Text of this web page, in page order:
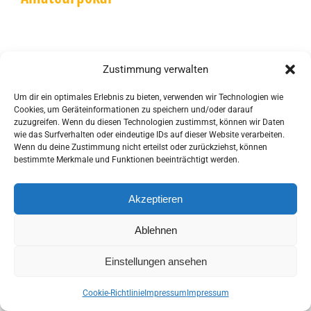
Zustimmung verwalten
Um dir ein optimales Erlebnis zu bieten, verwenden wir Technologien wie
Cookies, um Geräteinformationen zu speichern und/oder darauf
zuzugreifen. Wenn du diesen Technologien zustimmst, können wir Daten
wie das Surfverhalten oder eindeutige IDs auf dieser Website verarbeiten.
Wenn du deine Zustimmung nicht erteilst oder zurückziehst, können
bestimmte Merkmale und Funktionen beeinträchtigt werden.
Akzeptieren
Ablehnen
Einstellungen ansehen
Cookie-RichtlinieImpressum Impressum
© Copyright 2017 -2026 | HCGS - Wir von Hier! | Alle Rechte
Vorbehalten |Cookie Richtlinie (EU)|Impressum &
Datenschutz